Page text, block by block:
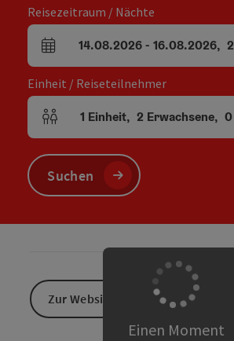
Reisezeitraum / Nächte
An- und Abreisefelder
14.08.2026- 16.08.2026, 2
Einheit / Reiseteilnehmer
Einheitenanzahl und Personenfelder
1 Einheit, 2 Erwachsene, 0
Suchen
Einen Moment
Zur Website